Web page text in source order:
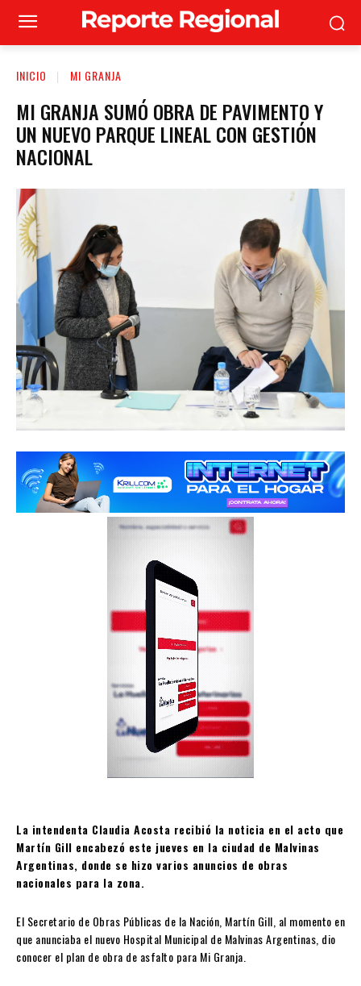
INICIO MI GRANJA
MI GRANJA SUMÓ OBRA DE PAVIMENTO Y
UN NUEVO PARQUE LINEAL CON GESTIÓN
NACIONAL
La intendenta Claudia Acosta recibió la noticia en el acto que
Martín Gill encabezó este jueves en la ciudad de Malvinas
Argentinas, donde se hizo varios anuncios de obras
nacionales para la zona.
El Secretario de Obras Públicas de la Nación, Martín Gill, al momento en
que anunciaba el nuevo Hospital Municipal de Malvinas Argentinas, dio
conocer el plan de obra de asfalto para Mi Granja.